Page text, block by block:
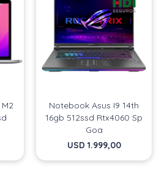
Notebook Asus I9 14th
16gb 512ssd Rtx4060 Sp
Goa
USD 1.999,00